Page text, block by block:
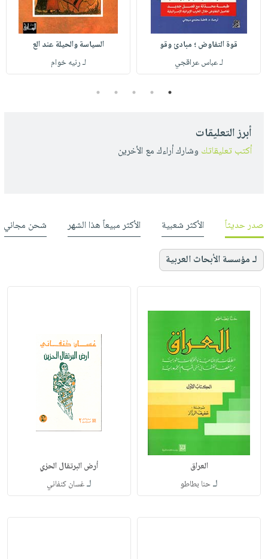
قوة التفاوض ؛ مبادئ وقو
لـ عباس عراقجي
السياسة والحيلة عند الع
لـ رنيه خوام
1
2
3
4
5
أبرز التعليقات
أكتب تعليقاتك وشارك أراءك مع الأخرين
صدر حديثاً الأكثر شعبية الأكثر مبيعاً هذا الشهر شحن مجاني
لـ مؤسسة الأبحاث العربية
العراق
لـحنا بطاطو
أرض البرتقال الحزي
لـغسان كنفاني